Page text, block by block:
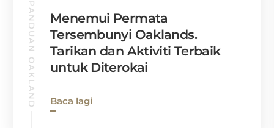
PANDUAN OAKLAND
Menemui Permata
Tersembunyi Oaklands.
Tarikan dan Aktiviti Terbaik
untuk Diterokai
Baca lagi